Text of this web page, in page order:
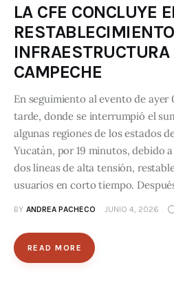
LA CFE CONCLUYE
CAMPECHE
En seguimiento al evento de ayer
tarde, donde se interrumpió el
algunas regiones de los estados
Yucatán, por 19 minutos, debido
dos líneas de alta tensión,
usuarios en corto tiempo.
BY ANDREA PACHECO JUNIO 4, 2026
READ MORE